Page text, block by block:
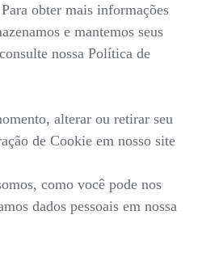
obter mais informações
e mantemos seus
nossa Política de
alterar ou retirar seu
de Cookie em nosso site
como você pode nos
dados pessoais em nossa